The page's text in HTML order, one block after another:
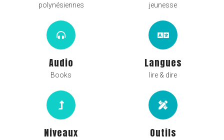
polynésiennes jeunesse
Audio
Books
Langues
lire & dire
Niveaux Outils